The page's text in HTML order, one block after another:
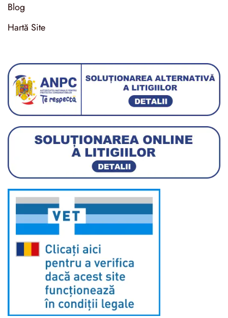
Blog
Hartă Site